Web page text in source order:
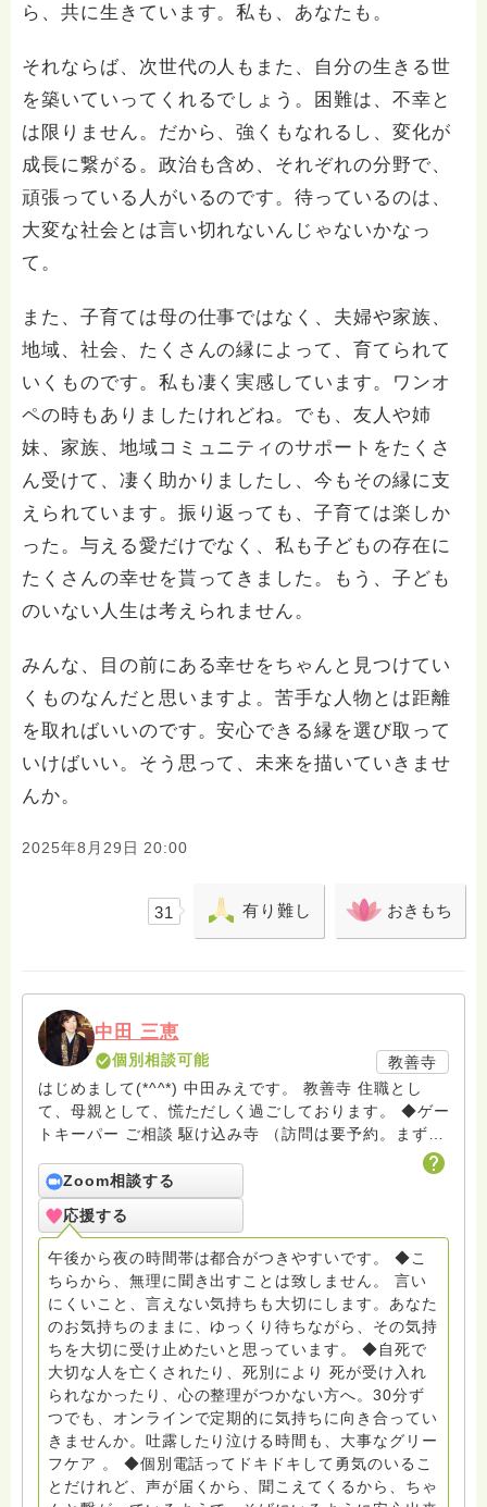
ら、共に生きています。私も、あなたも。
それならば、次世代の人もまた、自分の生きる世
を築いていってくれるでしょう。困難は、不幸と
は限りません。だから、強くもなれるし、変化が
成長に繋がる。政治も含め、それぞれの分野で、
頑張っている人がいるのです。待っているのは、
大変な社会とは言い切れないんじゃないかなっ
て。
また、子育ては母の仕事ではなく、夫婦や家族、
地域、社会、たくさんの縁によって、育てられて
いくものです。私も凄く実感しています。ワンオ
ペの時もありましたけれどね。でも、友人や姉
妹、家族、地域コミュニティのサポートをたくさ
ん受けて、凄く助かりましたし、今もその縁に支
えられています。振り返っても、子育ては楽しか
った。与える愛だけでなく、私も子どもの存在に
たくさんの幸せを貰ってきました。もう、子ども
のいない人生は考えられません。
みんな、目の前にある幸せをちゃんと見つけてい
くものなんだと思いますよ。苦手な人物とは距離
を取ればいいのです。安心できる縁を選び取って
いけばいい。そう思って、未来を描いていきませ
んか。
2025年8月29日 20:00
31 有り難し おきもち
中田 三恵
個別相談可能
教善寺
はじめまして(*^^*) 中田みえです。 教善寺 住職とし
て、母親として、慌ただしく過ごしております。 ◆ゲー
トキーパー ご相談 駆け込み寺 （訪問は要予約。まずは
ターミナルケア、看取り、グリーフケア、希死念慮、自
死、産前産後うつ、育児、DV、デートDV、トラウマ、
PTSD、傾聴トレーナー、手話、要約筆記、行政相談
員、女性支援員、小学校 中学校支援員としても、ケア
サポートをしています。 ◆一般社団法人『グリーフケア
ともしび』理事長 【ともしび遺族会】運営 毎月 第１
金・昼夜2回開催（大阪駅前第3ビル） 14：00〜，18：
00〜 お問い合わせ申込⬇️こちらから
griefcare.tomoshibi@icloud.com ＊この活動は皆さま
のご支援により支えられております。ご協力をよろしく
お願いします。 ゆうちょ銀行 口座番号 普通408-
6452769 一般社団法人グリーフケアともしび ◆『ビハ
ーラサロン おしゃべりカフェひだまり』 ビハーラ和歌
山代表 居場所運営 問い合わせ申込⬇️こちらから
griefcare.tomoshibi@icloud.com ◆GEはしもとサピュ
Zoom相談する
応援する
午後から夜の時間帯は都合がつきやすいです。 ◆こ
ちらから、無理に聞き出すことは致しません。 言い
にくいこと、言えない気持ちも大切にします。あなた
のお気持ちのままに、ゆっくり待ちながら、その気持
ちを大切に受け止めたいと思っています。 ◆自死で
大切な人を亡くされたり、死別により 死が受け入れ
られなかったり、心の整理がつかない方へ。30分ず
つでも、オンラインで定期的に気持ちに向き合ってい
きませんか。吐露したり泣ける時間も、大事なグリー
フケア 。 ◆個別電話ってドキドキして勇気のいるこ
とだけれど、声が届くから、聞こえてくるから、ちゃ